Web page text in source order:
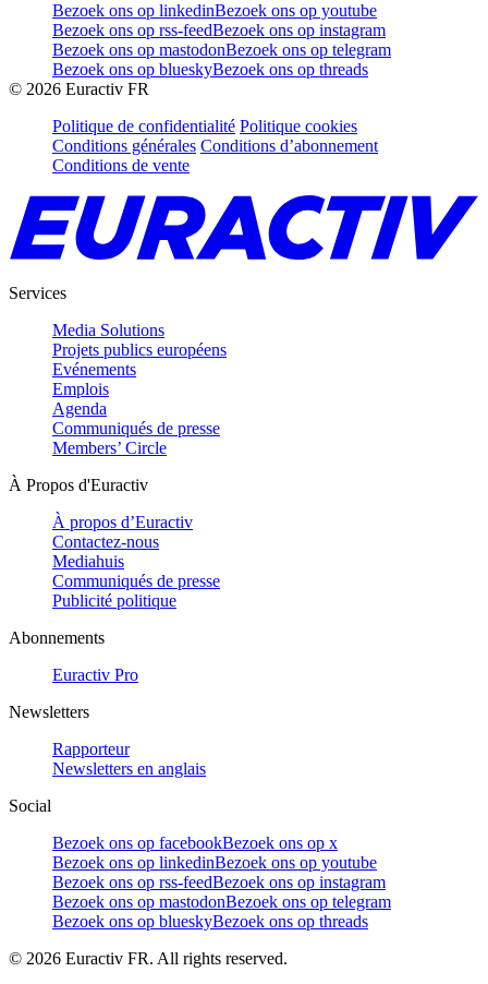
Bezoek ons op linkedinBezoek ons op youtube
Bezoek ons op rss-feedBezoek ons op instagram
Bezoek ons op mastodonBezoek ons op telegram
Bezoek ons op blueskyBezoek ons op threads
© 2026 Euractiv FR
Politique de confidentialité Politique cookies
Conditions générales Conditions d’abonnement
Conditions de vente
Services
Media Solutions
Projets publics européens
Evénements
Emplois
Agenda
Communiqués de presse
Members’ Circle
À Propos d'Euractiv
À propos d’Euractiv
Contactez-nous
Mediahuis
Communiqués de presse
Publicité politique
Abonnements
Euractiv Pro
Newsletters
Rapporteur
Newsletters en anglais
Social
Bezoek ons op facebookBezoek ons op x
Bezoek ons op linkedinBezoek ons op youtube
Bezoek ons op rss-feedBezoek ons op instagram
Bezoek ons op mastodonBezoek ons op telegram
Bezoek ons op blueskyBezoek ons op threads
© 2026 Euractiv FR. All rights reserved.